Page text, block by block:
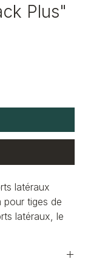
Plus"
latéraux
pour tiges de
latéraux, le